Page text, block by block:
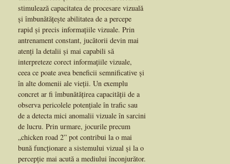
stimulează capacitatea de procesare vizuală
și îmbunătățește abilitatea de a percepe
rapid și precis informațiile vizuale. Prin
antrenament constant, jucătorii devin mai
atenți la detalii și mai capabili să
interpreteze corect informațiile vizuale,
ceea ce poate avea beneficii semnificative și
în alte domenii ale vieții. Un exemplu
concret ar fi îmbunătățirea capacității de a
observa pericolele potențiale în trafic sau
de a detecta mici anomalii vizuale în sarcini
de lucru. Prin urmare, jocurile precum
„chicken road 2” pot contribui la o mai
bună funcționare a sistemului vizual și la o
percepție mai acută a mediului înconjurător.